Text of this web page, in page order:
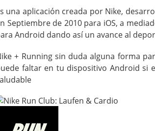
una aplicación creada por Nike,
Septiembre de 2010 para iOS, a
Android dando así un avance al
+ Running sin duda alguna forma
faltar en tu dispositivo Android si